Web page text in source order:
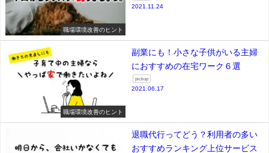
職場環境改善のヒント
2021.11.24
職場環境改善のヒント
副業にも！小さな子供がいる主婦
におすすめの在宅ワーク６選
pickup
2021.06.17
退職代行ってどう？利用者の多い
おすすめランキング上位サービス